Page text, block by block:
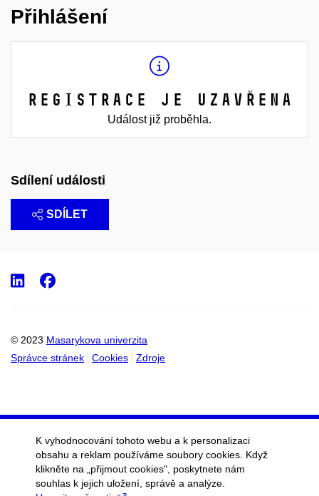
Přihlášení
Registrace je uzavřena
Událost již proběhla.
Sdílení události
SDÍLET
© 2023 Masarykova univerzita
Správce stránek
Cookies Zdroje
LinkedIn
Facebook
K vyhodnocování tohoto webu a k personalizaci
obsahu a reklam používáme soubory cookies. Když
klikněte na „přijmout cookies", poskytnete nám
souhlas k jejich uložení, správě a analýze.